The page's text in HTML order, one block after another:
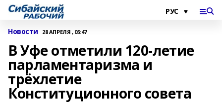
Новости 28 АПРЕЛЯ , 05:47
В Уфе отметили 120-летие
парламентаризма и
трёхлетие
Конституционного совета